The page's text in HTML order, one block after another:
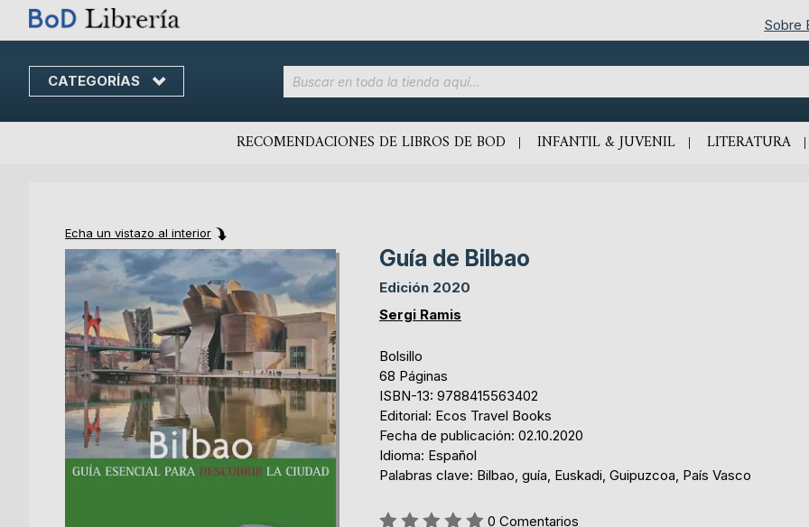
Sobre
CATEGORÍAS
Skip
content
RECOMENDACIONES DE LIBROS DE BOD INFANTIL & JUVENIL LITERATURA
Echa un vistazo al interior
Skip
to
end
of
the
images
gallery
Skip
to
beginning
of
the
images
gallery
Guía de Bilbao
Edición 2020
Sergi Ramis
Bolsillo
68 Páginas
ISBN-13: 9788415563402
Editorial: Ecos Travel Books
Fecha de publicación: 02.10.2020
Idioma: Español
Palabras clave: Bilbao, guía, Euskadi, Guipuzcoa, País Vasco
Rating:
0 Comentarios